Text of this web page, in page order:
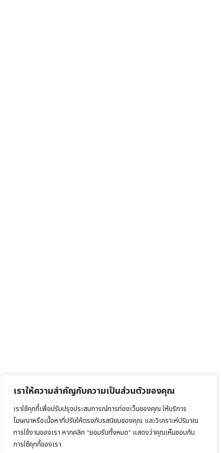
เราให้ความสำคัญกับความเป็นส่วนตัวของคุณ
เราใช้คุกกี้เพื่อปรับปรุงประสบการณ์การท่องเว็บของคุณ ให้บริการ
โฆษณาหรือเนื้อหาที่ปรับให้ตรงกับรสนิยมของคุณ และวิเคราะห์ปริมาณ
การใช้งานของเรา หากคลิก "ยอมรับทั้งหมด" แสดงว่าคุณเห็นชอบกับ
การใช้คุกกี้ของเรา